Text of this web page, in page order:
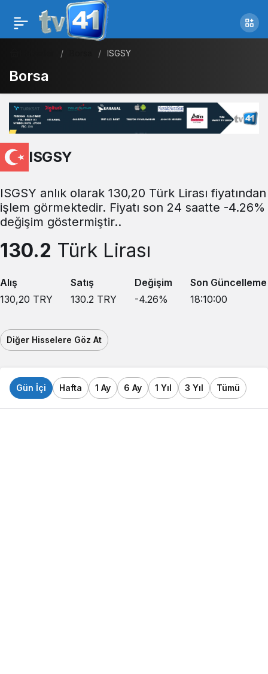
ISGSY
Borsa
ISGSY
ISGSY anlık olarak 130,20 Türk Lirası fiyatından
işlem görmektedir. Fiyatı son 24 saatte -4.26%
değişim göstermiştir..
130.2 Türk Lirası
Alış
130,20 TRY
Satış
130.2 TRY
Değişim
-4.26%
Son Güncelleme
18:10:00
Diğer Hisselere Göz At
Gün İçi Hafta 1 Ay 6 Ay 1 Yıl 3 Yıl Tümü